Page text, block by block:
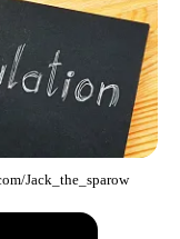
Jack_the_sparow